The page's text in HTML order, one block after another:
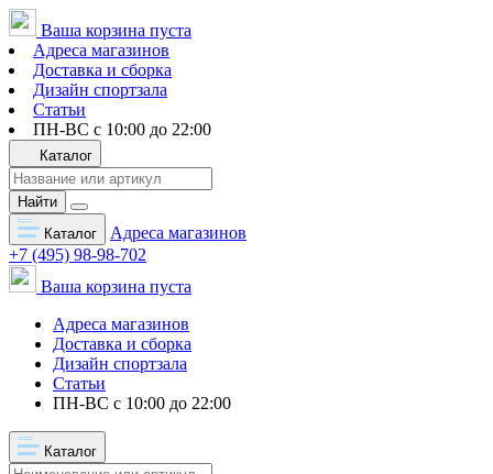
Ваша корзина пуста
Адреса магазинов
Доставка и сборка
Дизайн спортзала
Статьи
ПН-ВС с 10:00 до 22:00
Каталог
Найти
Каталог
Адреса магазинов
+7 (495) 98-98-702
Ваша корзина пуста
Адреса магазинов
Доставка и сборка
Дизайн спортзала
Статьи
ПН-ВС с 10:00 до 22:00
Каталог